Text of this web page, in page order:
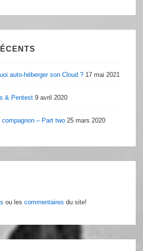
auto-héberger son Cloud ? 17 mai 2021
& Pentest 9 avril 2020
– Part two 25 mars 2020
ou les commentaires du site!